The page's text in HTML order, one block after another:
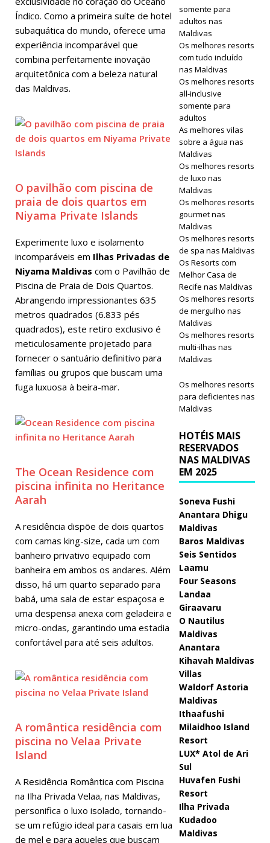
Índico. Como a primeira suíte de hotel
subaquática do mundo, oferece uma
experiência incomparável que
combina perfeitamente inovação
arquitetônica com a beleza natural
das Maldivas.
O pavilhão com piscina de
praia de dois quartos em
Niyama Private Islands
Experimente luxo e isolamento
incomparáveis em Ilhas Privadas de
Niyama Maldivas com o Pavilhão de
Piscina de Praia de Dois Quartos.
Abrangendo impressionantes 635
metros quadrados (6.833 pés
quadrados), este retiro exclusivo é
meticulosamente projetado para
fornecer o santuário definitivo para
famílias ou grupos que buscam uma
fuga luxuosa à beira-mar.
The Ocean Residence com
piscina infinita no Heritance
Aarah
A residência dispõe de dois quartos
com camas king-size, cada um com
banheiro privativo equipado com
banheira em ambos os andares. Além
disso, há um quarto separado para
babá, uma sala de estar espaçosa e
uma despensa anexa com geladeira e
micro-ondas, garantindo uma estadia
confortável para até seis adultos.
A romântica residência com
piscina no Velaa Private
Island
A Residência Romântica com Piscina
na Ilha Privada Velaa, nas Maldivas,
personifica o luxo isolado, tornando-
se um refúgio ideal para casais em lua
de mel e para aqueles que buscam
somente para
adultos nas
Maldivas
Os melhores resorts
com tudo incluído
nas Maldivas
Os melhores resorts
all-inclusive
somente para
adultos
As melhores vilas
sobre a água nas
Maldivas
Os melhores resorts
de luxo nas
Maldivas
Os melhores resorts
gourmet nas
Maldivas
Os melhores resorts
de spa nas Maldivas
Os Resorts com
Melhor Casa de
Recife nas Maldivas
Os melhores resorts
de mergulho nas
Maldivas
Os melhores resorts
multi-ilhas nas
Maldivas
Os melhores resorts
para deficientes nas
Maldivas
HOTÉIS MAIS
RESERVADOS
NAS MALDIVAS
EM 2025
Soneva Fushi
Anantara Dhigu
Maldivas
Baros Maldivas
Seis Sentidos
Laamu
Four Seasons
Landaa
Giraavaru
O Nautilus
Maldivas
Anantara
Kihavah Maldivas
Villas
Waldorf Astoria
Maldivas
Ithaafushi
Milaidhoo Island
Resort
LUX* Atol de Ari
Sul
Huvafen Fushi
Resort
Ilha Privada
Kudadoo
Maldivas